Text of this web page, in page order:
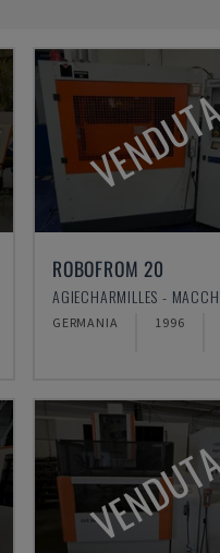
ROBOFROM 20
GERMANIA 1996